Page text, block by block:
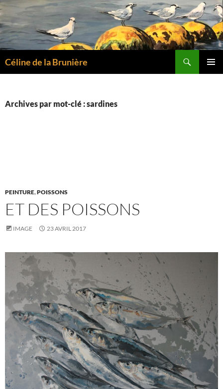
Aller
au
contenu
Céline de la Brunière
Archives par mot-clé : sardines
PEINTURE,POISSONS
ET DES POISSONS
IMAGE 23 AVRIL 2017